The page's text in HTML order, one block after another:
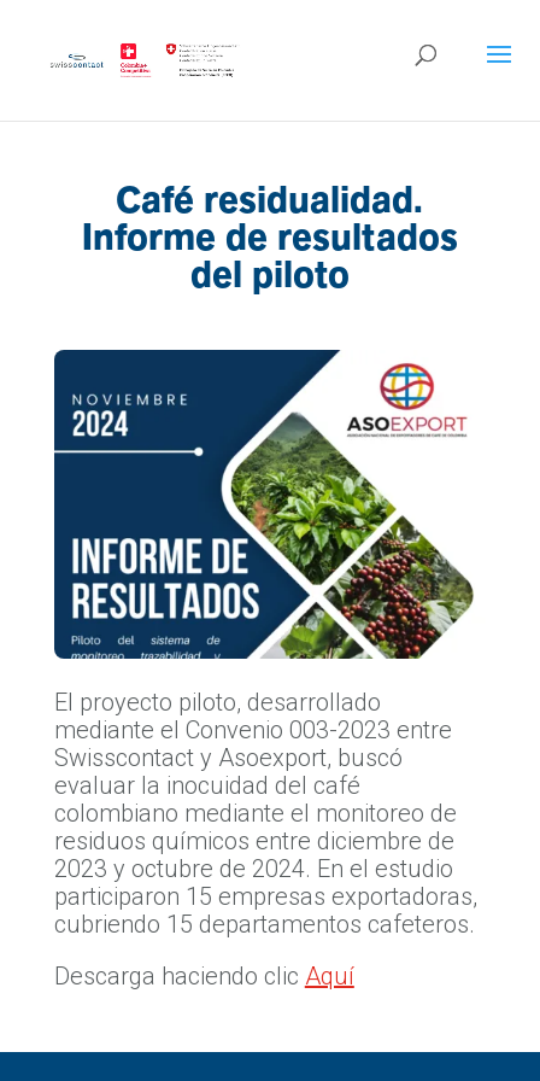
Café residualidad.
Informe de resultados
del piloto
El proyecto piloto, desarrollado
mediante el Convenio 003-2023 entre
Swisscontact y Asoexport, buscó
evaluar la inocuidad del café
colombiano mediante el monitoreo de
residuos químicos entre diciembre de
2023 y octubre de 2024. En el estudio
participaron 15 empresas exportadoras,
cubriendo 15 departamentos cafeteros.
Descarga haciendo clic Aquí